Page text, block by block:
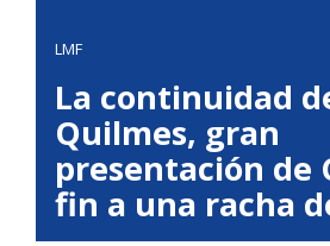
LMF
La continuidad
Quilmes, gran
presentación de
fin a una racha